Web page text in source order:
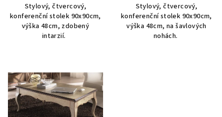
Stylový, čtvercový,
konferenční stolek 90x90cm,
výška 48cm, zdobený
intarzií.
Stylový, čtvercový,
konferenční stolek 90x90cm,
výška 48cm, na šavlových
nohách.